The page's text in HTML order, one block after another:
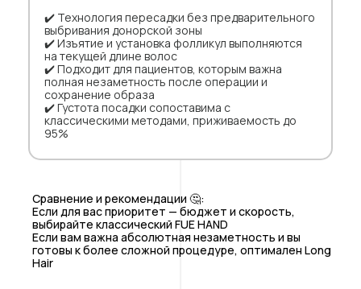
✔️ Технология пересадки без предварительного
выбривания донорской зоны
✔️ Изъятие и установка фолликул выполняются
на текущей длине волос
✔️ Подходит для пациентов, которым важна
полная незаметность после операции и
сохранение образа
✔️ Густота посадки сопоставима с
классическими методами, приживаемость до
95%
Сравнение и рекомендации 🤔:
Если для вас приоритет — бюджет и скорость,
выбирайте классический FUE HAND
Если вам важна абсолютная незаметность и вы
готовы к более сложной процедуре, оптимален Long
Hair